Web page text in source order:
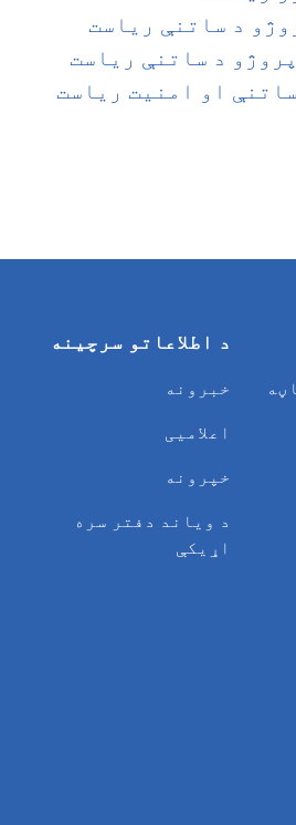
د ساتنې ریاست
د ساتنې ریاست
او امنیت ریاست
د اطلاعاتو سرچینه
خبرونه
اعلامیی
خپرونه
د وياند دفتر سره
اړیکې